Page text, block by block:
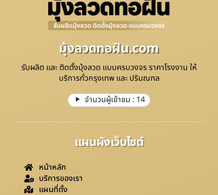
มุ้งลวดทอฝัน.com
รับผลิต และ ติดตั้งมุ้งลวด แบบครบวงจร ราคาโรงงาน ให้
บริการทั่วกรุงเทพ และ ปริมณฑล
จำนวนผู้เข้าชม : 14
แผนผังเว็บไซต์
หน้าหลัก
บริการของเรา
แผนที่ตั้ง